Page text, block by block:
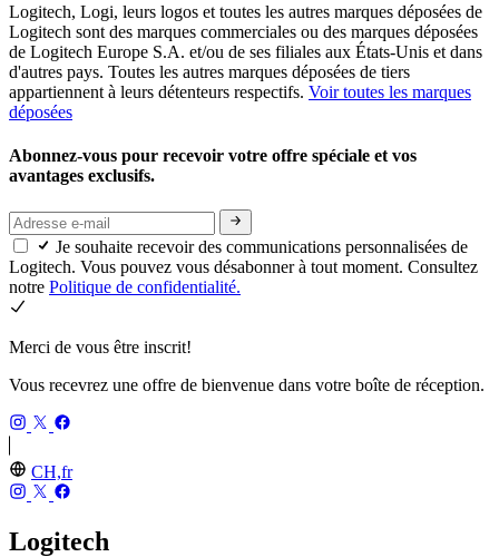
Logitech, Logi, leurs logos et toutes les autres marques déposées de
Logitech sont des marques commerciales ou des marques déposées
de Logitech Europe S.A. et/ou de ses filiales aux États-Unis et dans
d'autres pays. Toutes les autres marques déposées de tiers
appartiennent à leurs détenteurs respectifs. Voir toutes les marques
déposées
Abonnez-vous pour recevoir votre offre spéciale et vos
avantages exclusifs.
Je souhaite recevoir des communications personnalisées de
Logitech. Vous pouvez vous désabonner à tout moment. Consultez
notre Politique de confidentialité.
Merci de vous être inscrit!
Vous recevrez une offre de bienvenue dans votre boîte de réception.
CH,fr
Logitech